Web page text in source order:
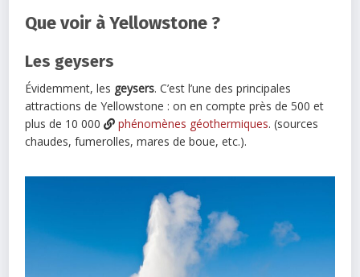
Que voir à Yellowstone ?
Les geysers
Évidemment, les geysers. C’est l’une des principales
attractions de Yellowstone : on en compte près de 500 et
plus de 10 000
phénomènes géothermiques. (sources
chaudes, fumerolles, mares de boue, etc.).